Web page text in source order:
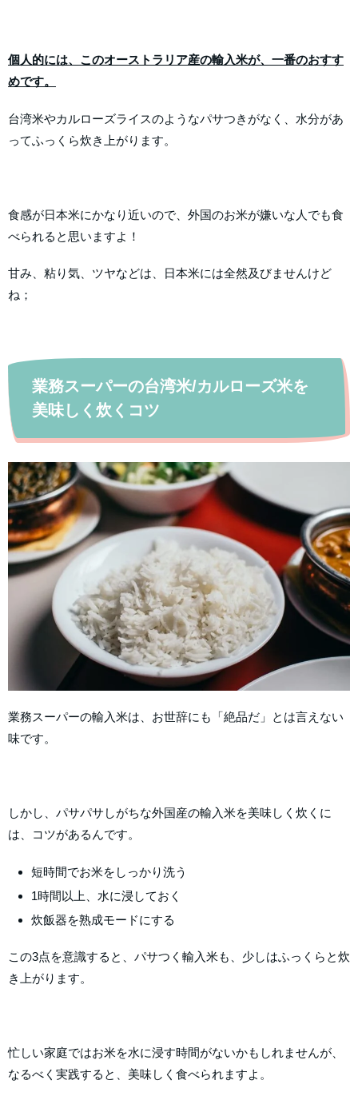
個人的には、このオーストラリア産の輸入米が、一番のおすす
めです。
台湾米やカルローズライスのようなパサつきがなく、水分があ
ってふっくら炊き上がります。
食感が日本米にかなり近いので、外国のお米が嫌いな人でも食
べられると思いますよ！
甘み、粘り気、ツヤなどは、日本米には全然及びませんけど
ね；
業務スーパーの台湾米/カルローズ米を
美味しく炊くコツ
業務スーパーの輸入米は、お世辞にも「絶品だ」とは言えない
味です。
しかし、パサパサしがちな外国産の輸入米を美味しく炊くに
は、コツがあるんです。
短時間でお米をしっかり洗う
1時間以上、水に浸しておく
炊飯器を熟成モードにする
この3点を意識すると、パサつく輸入米も、少しはふっくらと炊
き上がります。
忙しい家庭ではお米を水に浸す時間がないかもしれませんが、
なるべく実践すると、美味しく食べられますよ。